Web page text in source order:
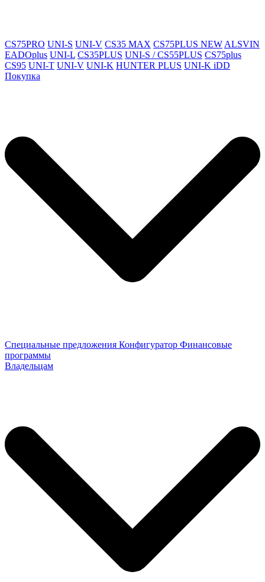
CS75PRO UNI-S UNI-V CS35 MAX CS75PLUS NEW ALSVIN
EADOplus UNI-L CS35PLUS UNI-S / CS55PLUS CS75plus
CS95 UNI-T UNI-V UNI-K HUNTER PLUS UNI-K iDD
Покупка
Специальные предложения Конфигуратор Финансовые
программы
Владельцам